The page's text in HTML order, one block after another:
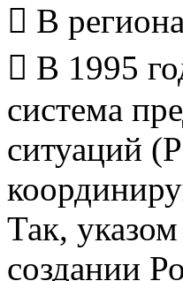
 В
 В 1995
система
ситуаций
Так,
создании